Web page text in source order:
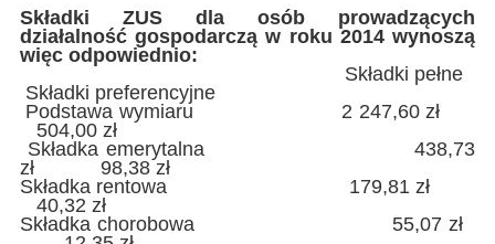
Składki ZUS dla osób prowadzących
działalność gospodarczą w roku 2014 wynoszą
więc odpowiednio:
Składki pełne
Składki preferencyjne
Podstawa wymiaru 2 247,60 zł
504,00 zł
Składka emerytalna 438,73
zł 98,38 zł
Składka rentowa 179,81 zł
40,32 zł
Składka chorobowa 55,07 zł